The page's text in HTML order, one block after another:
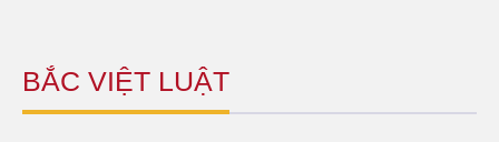
BẮC VIỆT LUẬT